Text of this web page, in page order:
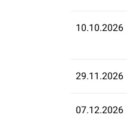
10.10.2026
29.11.2026
07.12.2026